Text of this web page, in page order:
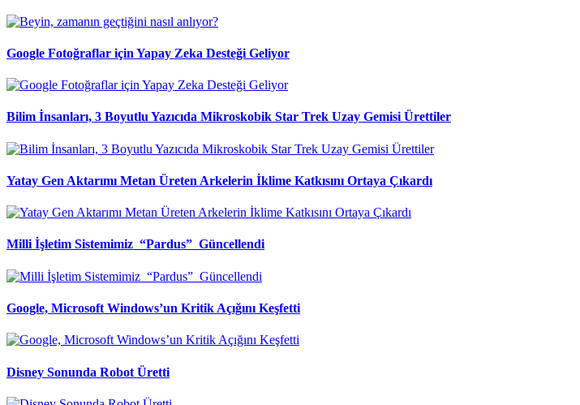
Google Fotoğraflar için Yapay Zeka Desteği Geliyor
Bilim İnsanları, 3 Boyutlu Yazıcıda Mikroskobik Star Trek Uzay Gemisi Ürettiler
Yatay Gen Aktarımı Metan Üreten Arkelerin İklime Katkısını Ortaya Çıkardı
Milli İşletim Sistemimiz “Pardus” Güncellendi
Google, Microsoft Windows’un Kritik Açığını Keşfetti
Disney Sonunda Robot Üretti